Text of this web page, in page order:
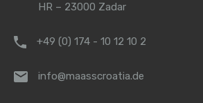
HR – 23000 Zadar
+49 (0) 174 - 10 12 10 2
info@maasscroatia.de